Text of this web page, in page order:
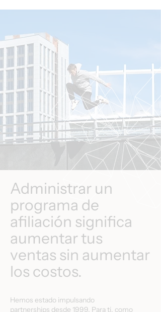
Administrar un
programa de
afiliación significa
aumentar tus
ventas sin aumentar
los costos.
Hemos estado impulsando
partnerships desde 1999. Para ti, como